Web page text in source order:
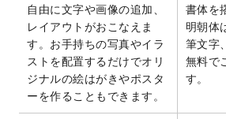
2025/6/30
暑中見舞いのデザイン
しました。
2025/6/27
キャンバスプリントの
トを追加いたしました
2025/6/24
2026年版1月始まりの
テンプレートを公開い
自由に文字や画像の追加、
レイアウトがおこなえま
す。お手持ちの写真やイラ
ストを配置するだけでオリ
ジナルの絵はがきやポスタ
ーを作ることもできます。
書体を
明朝体
筆文字
無料で
す。